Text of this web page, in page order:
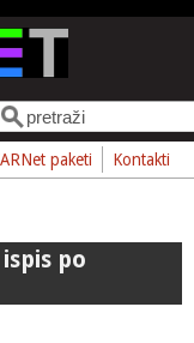
pretrage
Pretraga
paketi Kontakti
po